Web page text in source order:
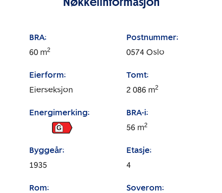
BRA:
60 m2
Postnummer:
0574 Oslo
Eierform:
Eierseksjon
Tomt:
2 086 m2
Energimerking:
G
BRA-i:
56 m2
Byggeår:
1935
Etasje:
4
Rom:
Soverom: